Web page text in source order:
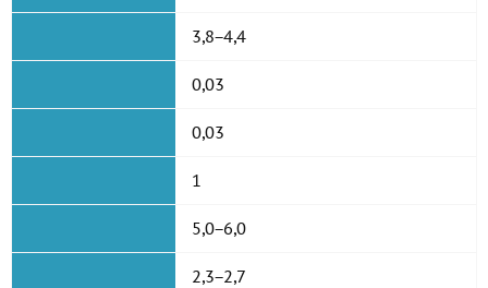
3,8−4,4
0,03
0,03
1
5,0−6,0
2,3−2,7